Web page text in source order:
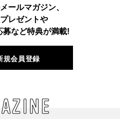
Pinterest LINE
ールマガジン、
レゼントや
募など特典が満載!
規会員登録